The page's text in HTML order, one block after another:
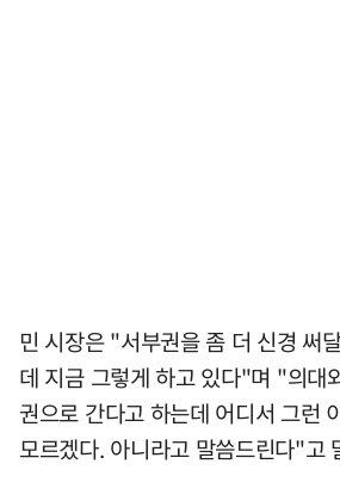
민 시장은 "서부권을 좀 더 신경 써
데 지금 그렇게 하고 있다"며 "의대
권으로 간다고 하는데 어디서 그런
모르겠다. 아니라고 말씀드린다"고